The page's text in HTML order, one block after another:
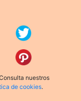
nuestros
de cookies.